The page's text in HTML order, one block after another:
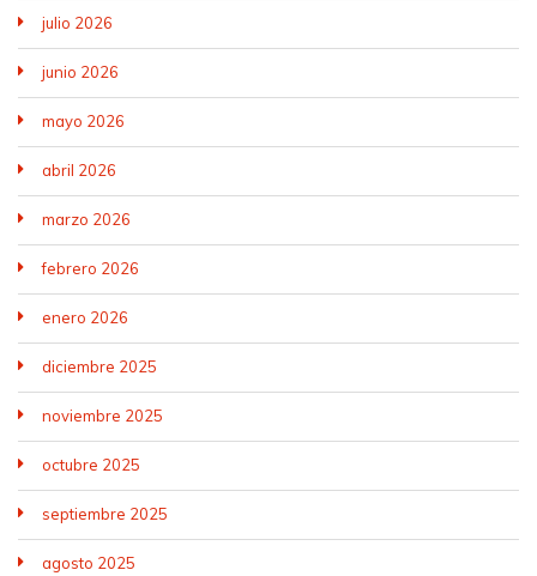
julio 2026
junio 2026
mayo 2026
abril 2026
marzo 2026
febrero 2026
enero 2026
diciembre 2025
noviembre 2025
octubre 2025
septiembre 2025
agosto 2025